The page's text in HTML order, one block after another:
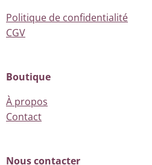
Politique de confidentialité
CGV
Boutique
À propos
Contact
Nous contacter